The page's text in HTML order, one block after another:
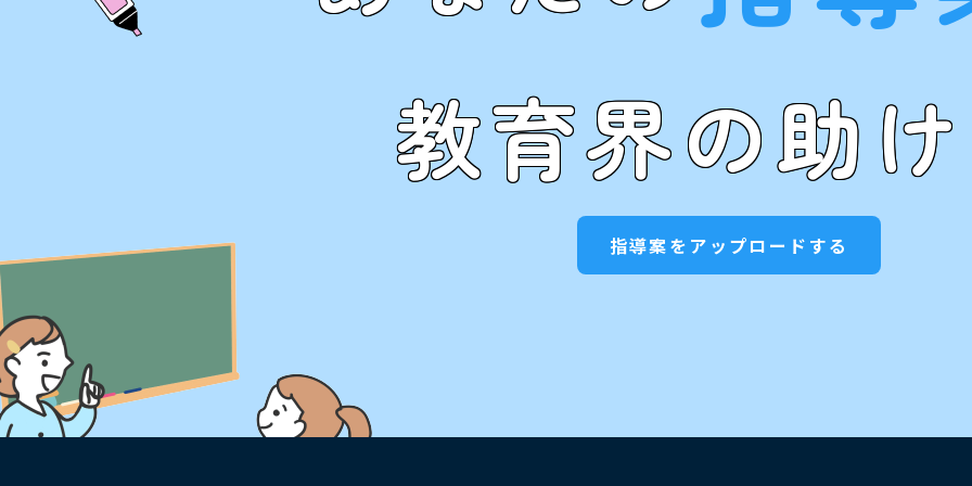
教育界の助
指導案をアップロードする